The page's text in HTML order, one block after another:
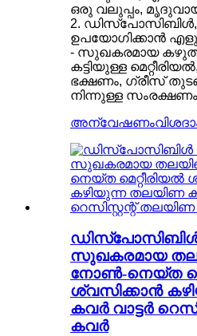
ഒരു വലുപ്പം, മൃദുവായ
2.
ഉപയോഗിക്കാൻ
- സുഖകരമായ
കട്ടിയുള്ള
ഭക്ഷണം, ഗ്രീസ്
നിന്നുള്ള
അന്വേഷണം
സുഖകരമായ
നോൺ-നെയ്ത
ശ്വസിക്കാൻ
കവർ വാട്ടർ
കവർ